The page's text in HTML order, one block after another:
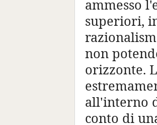
ammesso
superiori,
non
orizzonte.
all'interno
conto di